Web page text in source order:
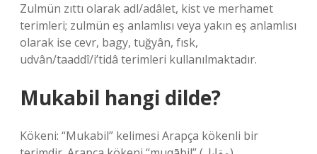
Zulmün zıttı olarak adl/adâlet, kist ve merhamet
terimleri; zulmün eş anlamlısı veya yakın eş anlamlısı
olarak ise cevr, bagy, tuğyân, fısk,
udvân/taaddî/i’tidâ terimleri kullanılmaktadır.
Mukabil hangi dilde?
Kökeni: “Mukabil” kelimesi Arapça kökenli bir